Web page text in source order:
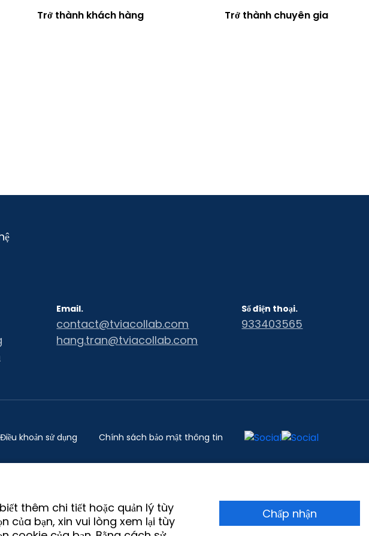
Trở thành khách hàng Trở thành chuyên gia
Email.
contact@tviacollab.com
hang.tran@tviacollab.com
Số điện thoại.
933403565
Điều khoản sử dụng Chính sách bảo mật thông tin
thêm chi tiết hoặc quản lý tùy
của bạn, xin vui lòng xem lại tùy
Chấp nhận